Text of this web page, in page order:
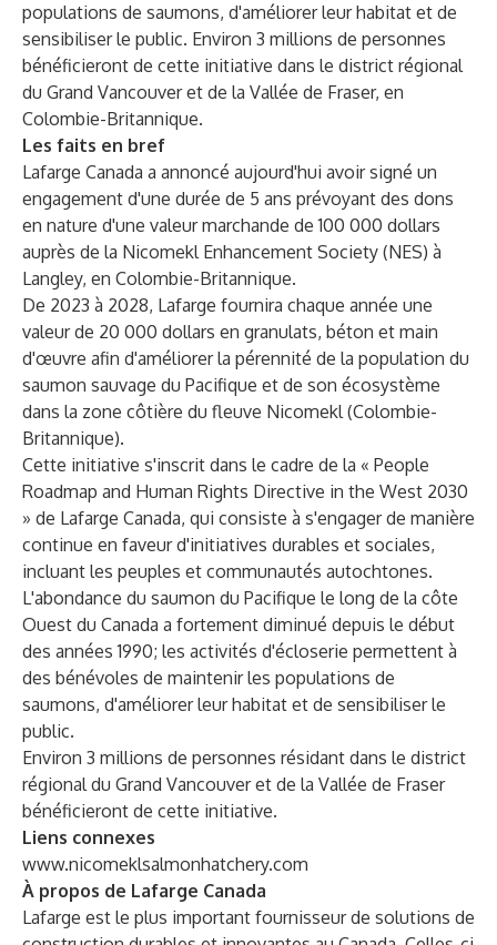
populations de saumons, d'améliorer leur habitat et de
sensibiliser le public. Environ 3 millions de personnes
bénéficieront de cette initiative dans le district régional
du Grand Vancouver et de la Vallée de Fraser, en
Colombie-Britannique.
Les faits en bref
Lafarge Canada a annoncé aujourd'hui avoir signé un
engagement d'une durée de 5 ans prévoyant des dons
en nature d'une valeur marchande de 100 000 dollars
auprès de la Nicomekl Enhancement Society (NES) à
Langley, en Colombie-Britannique.
De 2023 à 2028, Lafarge fournira chaque année une
valeur de 20 000 dollars en granulats, béton et main
d'œuvre afin d'améliorer la pérennité de la population du
saumon sauvage du Pacifique et de son écosystème
dans la zone côtière du fleuve Nicomekl (Colombie-
Britannique).
Cette initiative s'inscrit dans le cadre de la « People
Roadmap and Human Rights Directive in the West 2030
» de Lafarge Canada, qui consiste à s'engager de manière
continue en faveur d'initiatives durables et sociales,
incluant les peuples et communautés autochtones.
L'abondance du saumon du Pacifique le long de la côte
Ouest du Canada a fortement diminué depuis le début
des années 1990; les activités d'écloserie permettent à
des bénévoles de maintenir les populations de
saumons, d'améliorer leur habitat et de sensibiliser le
public.
Environ 3 millions de personnes résidant dans le district
régional du Grand Vancouver et de la Vallée de Fraser
bénéficieront de cette initiative.
Liens connexes
www.nicomeklsalmonhatchery.com
À propos de Lafarge Canada
Lafarge est le plus important fournisseur de solutions de